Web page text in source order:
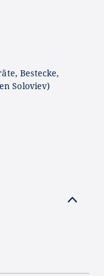
Bestecke,
Soloviev)